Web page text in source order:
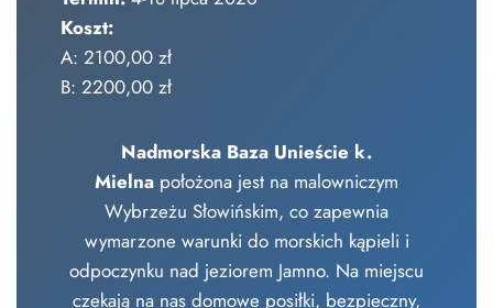
Koszt:
A: 2100,00 zł
B: 2200,00 zł
Nadmorska Baza Unieście k.
Mielna położona jest na malowniczym
Wybrzeżu Słowińskim, co zapewnia
wymarzone warunki do morskich kąpieli i
odpoczynku nad jeziorem Jamno. Na miejscu
czekają na nas domowe posiłki, bezpieczny,